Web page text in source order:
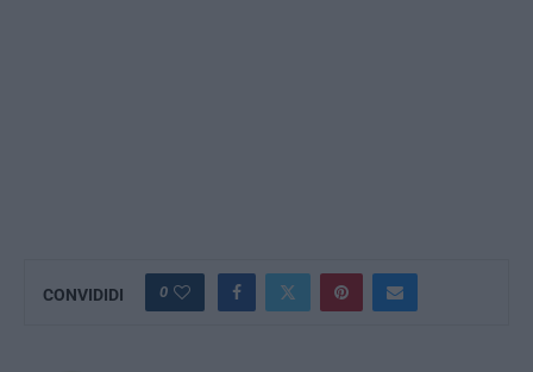
CONVIDIDI 0